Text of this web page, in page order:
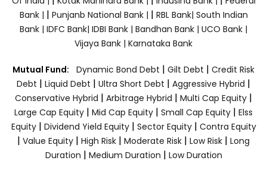
Bank | | Punjanb National Bank | | RBL Bank| South Indian
Bank | IDFC Bank| IDBI Bank | Bandhan Bank | UCO Bank |
Vijaya Bank | Karnataka Bank
Mutual Fund: Dynamic Bond Debt | Gilt Debt | Credit Risk
Debt | Liquid Debt | Ultra Short Debt | Aggressive Hybrid |
Conservative Hybrid | Arbitrage Hybrid | Multi Cap Equity |
Large Cap Equity | Mid Cap Equity | Small Cap Equity | Elss
Equity| Dividend Yield Equity| Sector Equity | Contra Equity
| Value Equity | High Risk | Moderate Risk | Low Risk | Long
Duration | Medium Duration | Low Duration